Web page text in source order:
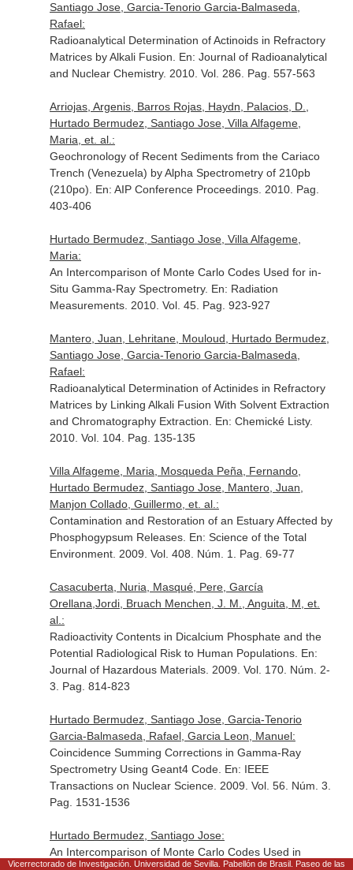
Santiago Jose, Garcia-Tenorio Garcia-Balmaseda,
Rafael:
Radioanalytical Determination of Actinoids in Refractory
Matrices by Alkali Fusion. En: Journal of Radioanalytical
and Nuclear Chemistry. 2010. Vol. 286. Pag. 557-563
Arriojas, Argenis, Barros Rojas, Haydn, Palacios, D.,
Hurtado Bermudez, Santiago Jose, Villa Alfageme,
Maria, et. al.:
Geochronology of Recent Sediments from the Cariaco
Trench (Venezuela) by Alpha Spectrometry of 210pb
(210po). En: AIP Conference Proceedings. 2010. Pag.
403-406
Hurtado Bermudez, Santiago Jose, Villa Alfageme,
Maria:
An Intercomparison of Monte Carlo Codes Used for in-
Situ Gamma-Ray Spectrometry. En: Radiation
Measurements. 2010. Vol. 45. Pag. 923-927
Mantero, Juan, Lehritane, Mouloud, Hurtado Bermudez,
Santiago Jose, Garcia-Tenorio Garcia-Balmaseda,
Rafael:
Radioanalytical Determination of Actinides in Refractory
Matrices by Linking Alkali Fusion With Solvent Extraction
and Chromatography Extraction. En: Chemické Listy.
2010. Vol. 104. Pag. 135-135
Villa Alfageme, Maria, Mosqueda Peña, Fernando,
Hurtado Bermudez, Santiago Jose, Mantero, Juan,
Manjon Collado, Guillermo, et. al.:
Contamination and Restoration of an Estuary Affected by
Phosphogypsum Releases. En: Science of the Total
Environment. 2009. Vol. 408. Núm. 1. Pag. 69-77
Casacuberta, Nuria, Masqué, Pere, García
Orellana,Jordi, Bruach Menchen, J. M., Anguita, M, et.
al.:
Radioactivity Contents in Dicalcium Phosphate and the
Potential Radiological Risk to Human Populations. En:
Journal of Hazardous Materials. 2009. Vol. 170. Núm. 2-
3. Pag. 814-823
Hurtado Bermudez, Santiago Jose, Garcia-Tenorio
Garcia-Balmaseda, Rafael, Garcia Leon, Manuel:
Coincidence Summing Corrections in Gamma-Ray
Spectrometry Using Geant4 Code. En: IEEE
Transactions on Nuclear Science. 2009. Vol. 56. Núm. 3.
Pag. 1531-1536
Hurtado Bermudez, Santiago Jose:
An Intercomparison of Monte Carlo Codes Used in
Vicerrectorado de Investigación. Universidad de Sevilla. Pabellón de Brasil. Paseo de las